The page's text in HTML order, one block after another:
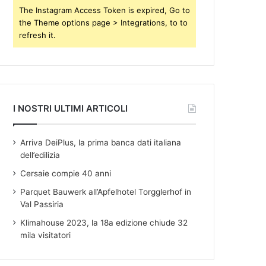
The Instagram Access Token is expired, Go to
the Theme options page > Integrations, to to
refresh it.
I NOSTRI ULTIMI ARTICOLI
Arriva DeiPlus, la prima banca dati italiana
dell’edilizia
Cersaie compie 40 anni
Parquet Bauwerk all’Apfelhotel Torgglerhof in
Val Passiria
Klimahouse 2023, la 18a edizione chiude 32
mila visitatori